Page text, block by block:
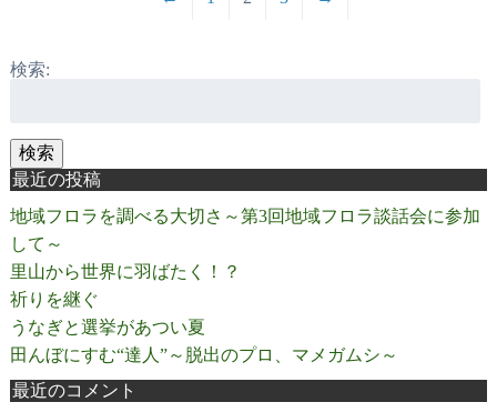
検索:
検索
最近の投稿
地域フロラを調べる大切さ～第3回地域フロラ談話会に参加
して～
里山から世界に羽ばたく！？
祈りを継ぐ
うなぎと選挙があつい夏
田んぼにすむ“達人”～脱出のプロ、マメガムシ～
最近のコメント